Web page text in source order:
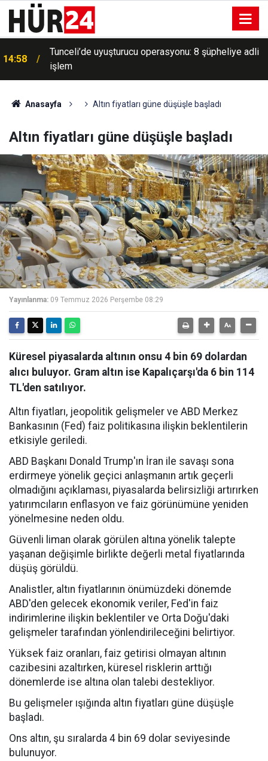
14:58
Tunceli’de uyuşturucu operasyonu: 8 şüpheliye adli
işlem
Anasayfa Altın fiyatları güne düşüşle başladı
Altın fiyatları güne düşüşle başladı
Yayınlanma: 09 Temmuz 2026 Perşembe 08:29
Küresel piyasalarda altının onsu 4 bin 69 dolardan
alıcı buluyor. Gram altın ise Kapalıçarşı'da 6 bin 114
TL'den satılıyor.
Altın fiyatları, jeopolitik gelişmeler ve ABD Merkez
Bankasının (Fed) faiz politikasına ilişkin beklentilerin
etkisiyle geriledi.
ABD Başkanı Donald Trump'ın İran ile savaşı sona
erdirmeye yönelik geçici anlaşmanın artık geçerli
olmadığını açıklaması, piyasalarda belirsizliği artırırken
yatırımcıların enflasyon ve faiz görünümüne yeniden
yönelmesine neden oldu.
Güvenli liman olarak görülen altına yönelik talepte
yaşanan değişimle birlikte değerli metal fiyatlarında
düşüş görüldü.
Analistler, altın fiyatlarının önümüzdeki dönemde
ABD'den gelecek ekonomik veriler, Fed'in faiz
indirimlerine ilişkin beklentiler ve Orta Doğu'daki
gelişmeler tarafından yönlendirileceğini belirtiyor.
Yüksek faiz oranları, faiz getirisi olmayan altının
cazibesini azaltırken, küresel risklerin arttığı
dönemlerde ise altına olan talebi destekliyor.
Bu gelişmeler ışığında altın fiyatları güne düşüşle
başladı.
Ons altın, şu sıralarda 4 bin 69 dolar seviyesinde
bulunuyor.